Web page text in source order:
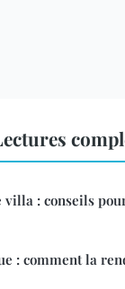
villa : conseils
: comment la